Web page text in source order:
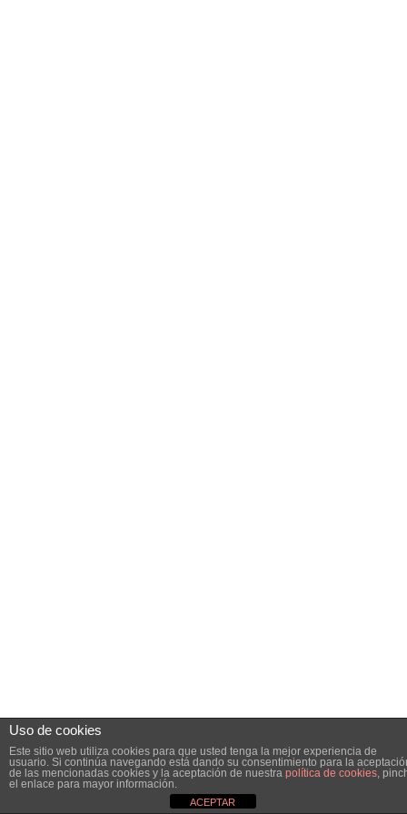
Uso de cookies
Este sitio web utiliza cookies para que usted tenga la mejor experiencia de
usuario. Si continúa navegando está dando su consentimiento para la
de las mencionadas cookies y la aceptación de nuestra política de cookies,
el enlace para mayor información.
ACEPTAR